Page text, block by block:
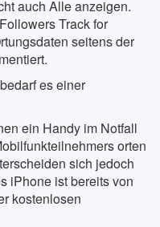
auch Alle anzeigen.
Track for
seitens der
es einer
ein Handy im Notfall
orten
sich jedoch
iPhone ist bereits von
kostenlosen